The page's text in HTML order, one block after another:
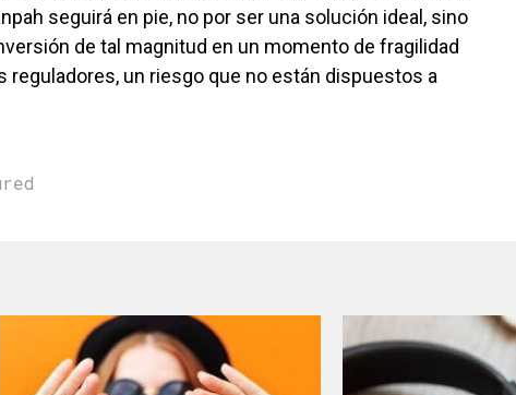
seguirá en pie, no por ser una solución ideal, sino
de tal magnitud en un momento de fragilidad
reguladores, un riesgo que no están dispuestos a